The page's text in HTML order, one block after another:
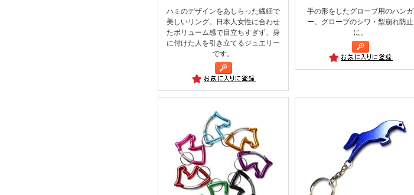
ハミのデザインをあしらった繊細で
美しいリング。日本人女性に合わせ
たボリューム感で目立ちすぎず、身
に付けた人を引き立てるジュエリー
です。
手の形をしたグローブ用のハンガ
ー。グローブのシワ・型崩れ防止
に。